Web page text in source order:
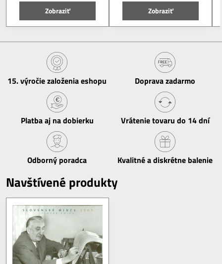
Zobraziť Zobraziť
15​. výročie založenia eshopu Doprava zadarmo
Platba aj na dobierku Vrátenie tovaru do 14 dní
Odborný poradca Kvalitné a diskrétne balenie
Navštívené produkty